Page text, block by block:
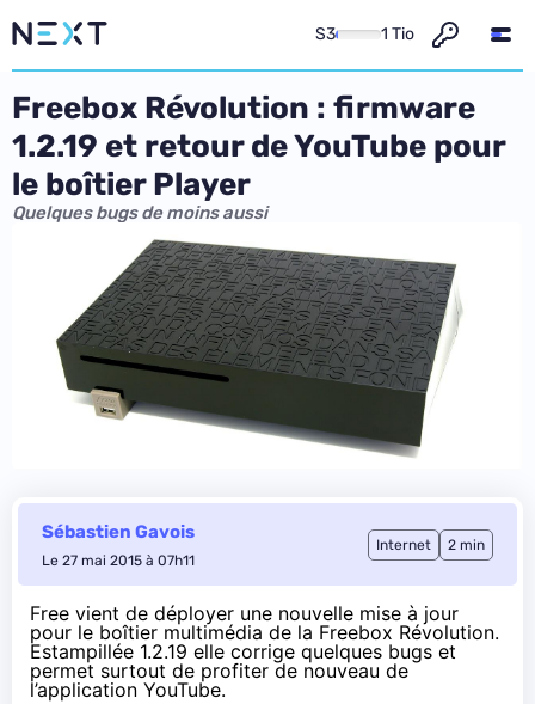
S3 1 Tio
Freebox Révolution : firmware
1.2.19 et retour de YouTube pour
le boîtier Player
Quelques bugs de moins aussi
Sébastien Gavois
Le 27 mai 2015 à 07h11
Internet 2 min
Free vient de déployer une nouvelle mise à jour
pour le boîtier multimédia de la Freebox Révolution.
Estampillée 1.2.19 elle corrige quelques bugs et
permet surtout de profiter de nouveau de
l’application YouTube.